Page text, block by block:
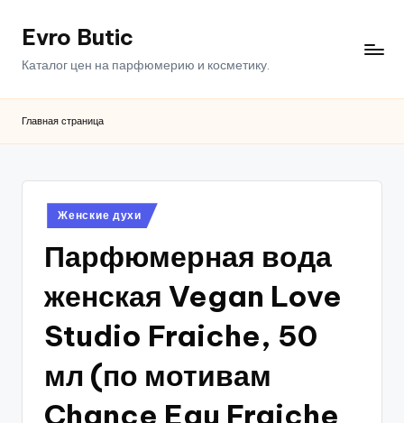
ПерейтиEvro Butic
Каталог цен на парфюмерию и косметику.
Главная страница
Опубликовано
в
Женские духи
Парфюмерная вода
женская Vegan Love
Studio Fraiche, 50
мл (по мотивам
Chance Eau Fraiche